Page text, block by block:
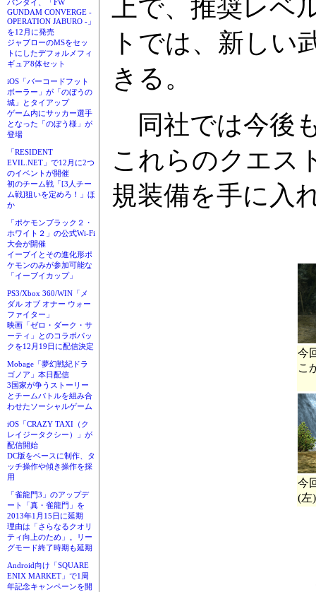
バンダイ、「FW
GUNDAM CONVERGE -
OPERATION JABURO -」
を12月に発売
ジャブローのMSをセッ
トにしたデフォルメフィ
ギュア8体セット
iOS「バーコードフット
ボーラー」が「のぼうの
城」とタイアップ
ゲーム内にサッカー選手
となった「のぼう様」が
登場
「RESIDENT
EVIL.NET」で12月に2つ
のイベントが開催
初のチーム戦「[3人チー
ム戦]狙いを定めろ！」ほ
か
「ポケモンブラック２・
ホワイト２」の公式Wi-Fi
大会が開催
イーブイとその進化形ポ
ケモンのみが参加可能な
「イーブイカップ」
PS3/Xbox 360/WIN「メ
ダル オブ オナー ウォー
ファイター」
映画「ゼロ・ダーク・サ
ーティ」とのコラボパッ
クを12月19日に配信決定
Mobage「夢幻戦紀ドラ
ゴノア」本日配信
3国家が争うストーリー
とチームバトルを組み合
わせたソーシャルゲーム
iOS「CRAZY TAXI（ク
レイジータクシー）」が
配信開始
DC版をベースに制作、タ
ッチ操作や傾き操作を採
用
「雀龍門3」のアップデ
ート「真・雀龍門」を
2013年1月15日に延期
理由は「さらなるクオリ
ティ向上のため」。リー
グモード終了時期も延期
Android向け「SQUARE
ENIX MARKET」で1周
年記念キャンペーンを開
上で、推奨レベ
トでは、新しい
きる。
同社では今後
これらのクエス
規装備を手に入
今
こ
今
(左